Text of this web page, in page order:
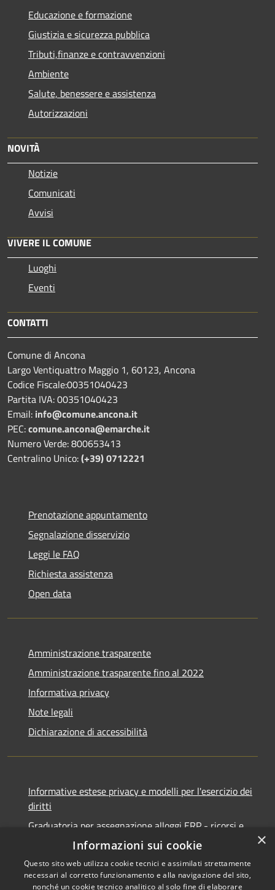
Educazione e formazione
Giustizia e sicurezza pubblica
Tributi,finanze e contravvenzioni
Ambiente
Salute, benessere e assistenza
Autorizzazioni
NOVITÀ
Notizie
Comunicati
Avvisi
VIVERE IL COMUNE
Luoghi
Eventi
CONTATTI
Comune di Ancona
Largo Ventiquattro Maggio 1, 60123, Ancona
Codice Fiscale:00351040423
Partita IVA: 00351040423
Email: info@comune.ancona.it
PEC:comune.ancona@emarche.it
Numero Verde: 800653413
Centralino Unico:(+39) 0712221
Prenotazione appuntamento
Segnalazione disservizio
Leggi le FAQ
Richiesta assistenza
Open data
Amministrazione trasparente
Amministrazione trasparente fino al 2022
Informativa privacy
Note legali
Dichiarazione di accessibilità
Informative estese privacy e modelli per l'esercizio dei
diritti
Graduatoria per assegnazione alloggi ERP - ricorsi e
×
Informazioni sui cookie
Questo sito web utilizza cookie tecnici e assimilati strettamente
necessari al corretto funzionamento e alla navigazione del sito,
nonché un cookie tecnico analitico al solo fine di elaborare